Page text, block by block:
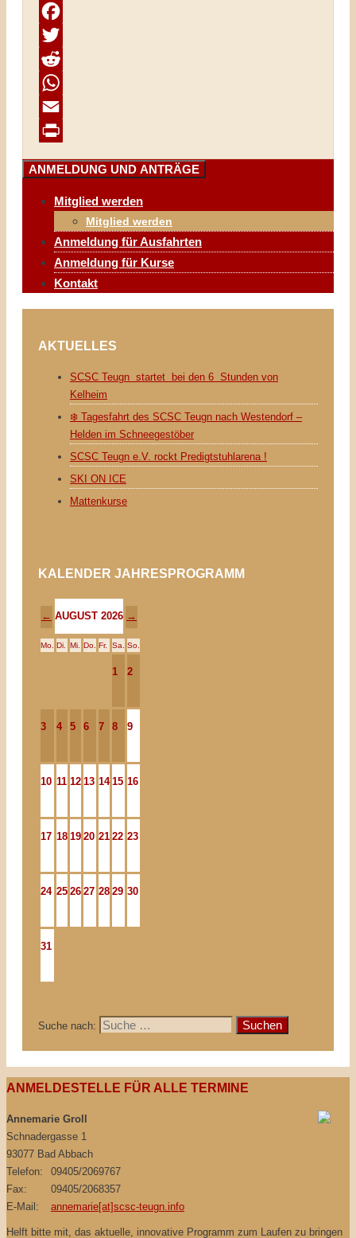
Facebook
Twitter
Reddit
WhatsApp
Email
ANMELDUNG UND ANTRÄGE
Mitglied werden
Mitglied werden
Anmeldung für Ausfahrten
Anmeldung für Kurse
Kontakt
AKTUELLES
SCSC Teugn startet bei den 6 Stunden von
Kelheim
❄️ Tagesfahrt des SCSC Teugn nach Westendorf –
Helden im Schneegestöber
SCSC Teugn e.V. rockt Predigtstuhlarena !
SKI ON ICE
Mattenkurse
KALENDER JAHRESPROGRAMM
← AUGUST 2026 →
Mo. Di. Mi. Do. Fr. Sa. So.
1 2
3 4 5 6 7 8 9
10 11 12 13 14 15 16
17 18 19 20 21 22 23
24 25 26 27 28 29 30
31
Suche nach:
ANMELDESTELLE FÜR ALLE TERMINE
Annemarie Groll
Schnadergasse 1
93077 Bad Abbach
Telefon:
09405/2069767
Fax:
09405/2068357
E-Mail:
annemarie[at]scsc-teugn.info
Helft bitte mit, das aktuelle, innovative Programm zum Laufen zu bringen